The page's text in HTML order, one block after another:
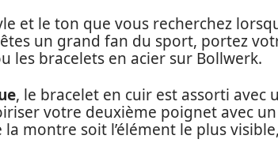
et le ton que vous recherchez
un grand fan du sport, portez
les bracelets en acier sur Bollwerk.
, le bracelet en cuir est assorti avec
votre deuxième poignet avec
montre soit l’élément le plus